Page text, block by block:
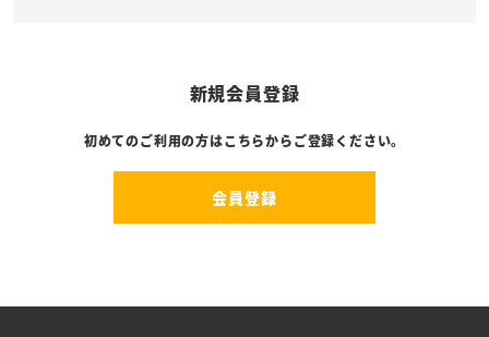
新規会員登録
初めてのご利用の方はこちらからご登録ください。
会員登録